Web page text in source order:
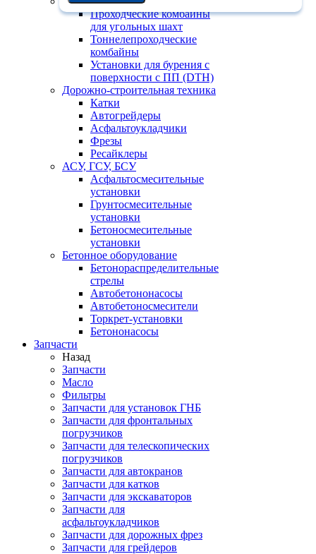
Проходческие комбайны
для угольных шахт
Тоннелепроходческие
комбайны
Установки для бурения с
поверхности с ПП (DTH)
Дорожно-строительная техника
Катки
Автогрейдеры
Асфальтоукладчики
Фрезы
Ресайклеры
АСУ, ГСУ, БСУ
Асфальтосмесительные
установки
Грунтосмесительные
установки
Бетоносмесительные
установки
Бетонное оборудование
Бетонораспределительные
стрелы
Автобетононасосы
Автобетоносмесители
Торкрет-установки
Бетононасосы
Запчасти
Назад
Запчасти
Масло
Фильтры
Запчасти для установок ГНБ
Запчасти для фронтальных
погрузчиков
Запчасти для телескопических
погрузчиков
Запчасти для автокранов
Запчасти для катков
Запчасти для экскаваторов
Запчасти для
асфальтоукладчиков
Запчасти для дорожных фрез
Запчасти для грейдеров